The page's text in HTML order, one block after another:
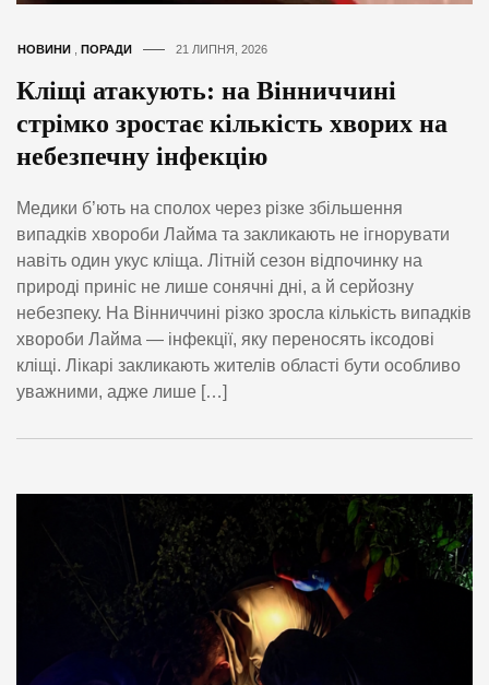
НОВИНИ ПОРАДИ 21 ЛИПНЯ, 2026
Кліщі атакують: на Вінниччині
стрімко зростає кількість хворих на
небезпечну інфекцію
Медики б’ють на сполох через різке збільшення
випадків хвороби Лайма та закликають не ігнорувати
навіть один укус кліща. Літній сезон відпочинку на
природі приніс не лише сонячні дні, а й серйозну
небезпеку. На Вінниччині різко зросла кількість випадків
хвороби Лайма — інфекції, яку переносять іксодові
кліщі. Лікарі закликають жителів області бути особливо
уважними, адже лише […]